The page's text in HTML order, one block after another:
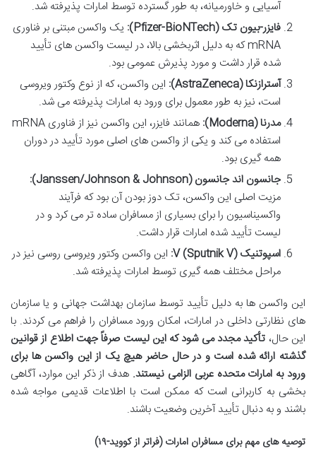
آسیایی و خاورمیانه، به طور گسترده توسط امارات پذیرفته شد.
فایزر-بیون تک (Pfizer-BioNTech):
یک واکسن مبتنی بر فناوری
mRNA که به دلیل اثربخشی بالا، در لیست واکسن های تأیید
شده قرار داشت و مورد پذیرش عمومی بود.
آسترازنکا (AstraZeneca):
این واکسن، که از نوع وکتور ویروسی
است، نیز به طور معمول برای ورود به امارات پذیرفته می شد.
مدرنا (Moderna):
همانند فایزر، این واکسن نیز از فناوری mRNA
استفاده می کند و یکی از واکسن های اصلی مورد تأیید در دوران
همه گیری بود.
جانسون اند جانسون (Janssen/Johnson & Johnson):
مزیت اصلی این واکسن، تک دوز بودن آن بود که فرآیند
واکسیناسیون را برای بسیاری از مسافران ساده تر می کرد و در
لیست تأیید شده امارات قرار داشت.
اسپوتنیک V (Sputnik V):
این واکسن وکتور ویروسی روسی نیز در
مراحل مختلف همه گیری توسط امارات پذیرفته شد.
این واکسن ها به دلیل تأیید توسط سازمان بهداشت جهانی و یا سازمان
های نظارتی داخلی در امارات، امکان ورود مسافران را فراهم می کردند. با
این حال، تأکید مجدد می شود که این لیست صرفاً جهت اطلاع از قوانین
گذشته ارائه شده است و در حال حاضر هیچ یک از این واکسن ها برای
ورود به امارات متحده عربی الزامی نیستند. هدف از ذکر این موارد، آگاهی
بخشی به کاربرانی است که ممکن است با اطلاعات قدیمی مواجه شده
باشند و به دنبال تأیید آخرین وضعیت باشند.
توصیه های مهم برای مسافران امارات (فراتر از کووید-۱۹)